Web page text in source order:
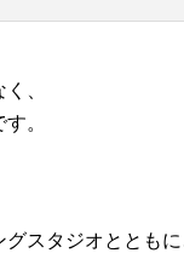
、
。
スタジオとともに